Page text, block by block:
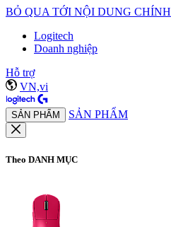
BỎ QUA TỚI NỘI DUNG CHÍNH
Logitech
Doanh nghiệp
Hỗ trợ
VN,vi
SẢN PHẨM SẢN PHẨM
Theo DANH MỤC